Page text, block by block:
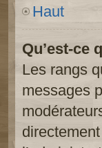
Haut
Qu’est-ce
Les rangs
messages